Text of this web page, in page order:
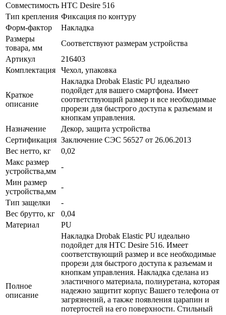
Совместимость HTC Desire 516
Тип крепления Фиксация по контуру
Форм-фактор
Накладка
Размеры
товара, мм
Соответствуют размерам устройства
Артикул
216403
Комплектация
Чехол, упаковка
Краткое
описание
Накладка Drobak Elastic PU идеально
подойдет для вашего смартфона. Имеет
соответствующий размер и все необходимые
прорези для быстрого доступа к разъемам и
кнопкам управления.
Назначение
Декор, защита устройства
Сертификация Заключение СЭС 56527 от 26.06.2013
Вес нетто, кг
0,02
Макс размер
устройства,мм
-
Мин размер
устройства,мм
-
Тип защелки
-
Вес брутто, кг
0,04
Материал
PU
Полное
описание
Накладка Drobak Elastic PU идеально
подойдет для HTC Desire 516. Имеет
соответствующий размер и все необходимые
прорези для быстрого доступа к разъемам и
кнопкам управления. Накладка сделана из
эластичного материала, полиуретана, которая
надежно защитит корпус Вашего телефона от
загрязнений, а также появления царапин и
потертостей на его поверхности. Стильный